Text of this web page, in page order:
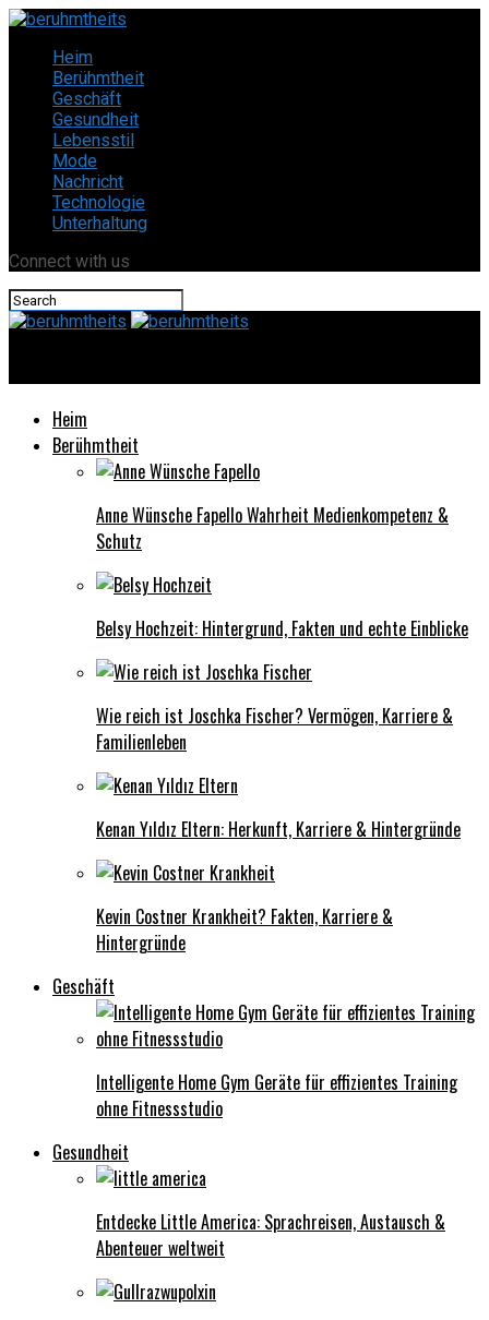
Heim
Berühmtheit
Geschäft
Gesundheit
Lebensstil
Mode
Nachricht
Technologie
Unterhaltung
Connect with us
Heim
Berühmtheit
Anne Wünsche Fapello Wahrheit Medienkompetenz &
Schutz
Belsy Hochzeit: Hintergrund, Fakten und echte Einblicke
Wie reich ist Joschka Fischer? Vermögen, Karriere &
Familienleben
Kenan Yıldız Eltern: Herkunft, Karriere & Hintergründe
Kevin Costner Krankheit? Fakten, Karriere &
Hintergründe
Geschäft
Intelligente Home Gym Geräte für effizientes Training
ohne Fitnessstudio
Gesundheit
Entdecke Little America: Sprachreisen, Austausch &
Abenteuer weltweit